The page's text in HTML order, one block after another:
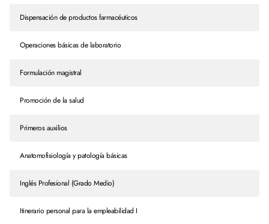
Dispensación de productos farmacéuticos
Operaciones básicas de laboratorio
Formulación magistral
Promoción de la salud
Primeros auxilios
Anatomofisiología y patología básicas
Inglés Profesional (Grado Medio)
Itinerario personal para la empleabilidad I